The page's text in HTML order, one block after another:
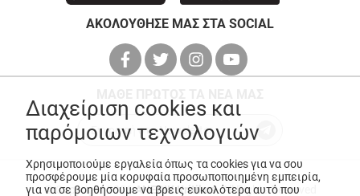
ΑΚΟΛΟΥΘΗΣΕ ΜΑΣ ΣΤΑ SOCIAL
© Copyright 2026ANEDIK Kritikos. All Rights Reserved
Διαχείριση cookies και
παρόμοιων τεχνολογιών
Χρησιμοποιούμε εργαλεία όπως τα cookies για να σου
προσφέρουμε μία κορυφαία προσωποποιημένη εμπειρία,
για να σε βοηθήσουμε να βρεις ευκολότερα αυτό που